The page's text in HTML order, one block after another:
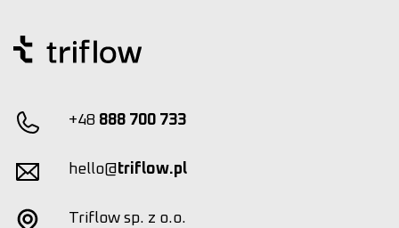
+48 888 700 733
hello@triflow.pl
Triflow sp. z o.o.